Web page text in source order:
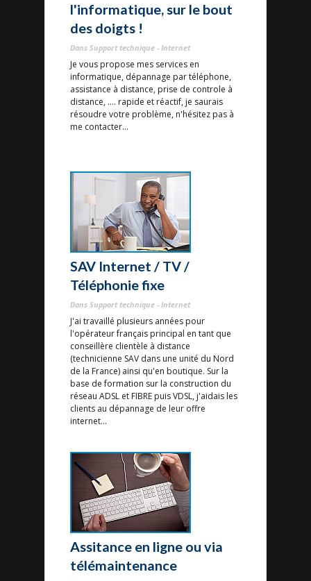
l'informatique, sur le bout
des doigts !
Dans Support technique - Internet
Je vous propose mes services en
informatique, dépannage par téléphone,
assistance à distance, prise de controle à
distance, .... rapide et réactif, je saurais
résoudre votre problème, n'hésitez pas à
me contacter...
SAV Internet / TV /
Téléphonie fixe
Dans Support technique - Internet
J'ai travaillé plusieurs années pour
l'opérateur français principal en tant que
conseillère clientèle à distance
(technicienne SAV dans une unité du Nord
de la France) ainsi qu'en boutique. Sur la
base de formation sur la construction du
réseau ADSL et FIBRE puis VDSL, j'aidais les
clients au dépannage de leur offre
internet...
Assitance en ligne ou via
télémaintenance